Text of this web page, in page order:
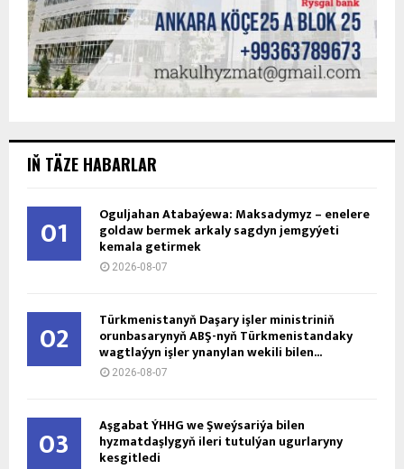
IŇ TÄZE HABARLAR
01 Oguljahan Atabaýewa: Maksadymyz – enelere
goldaw bermek arkaly sagdyn jemgyýeti
kemala getirmek
2026-08-07
02 Türkmenistanyň Daşary işler ministriniň
orunbasarynyň ABŞ-nyň Türkmenistandaky
wagtlaýyn işler ynanylan wekili bilen...
2026-08-07
03 Aşgabat ÝHHG we Şweýsariýa bilen
hyzmatdaşlygyň ileri tutulýan ugurlaryny
kesgitledi